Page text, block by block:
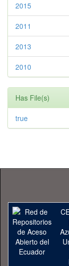
2015
2011
2013
2010
Has File(s)
true